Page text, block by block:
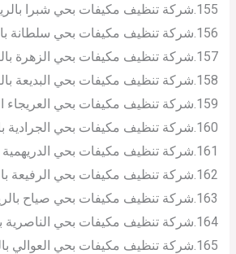
155.شركة تنظيف مكيفات بحي شبرا بالرياض
156.شركة تنظيف مكيفات بحي سلطانة بالرياض
157.شركة تنظيف مكيفات بحي الزهرة بالرياض
158.شركة تنظيف مكيفات بحي البديعة بالرياض
159.شركة تنظيف مكيفات بحي العريجاء الغربية بالرياض
160.شركة تنظيف مكيفات بحي الجرادية بالرياض
161.شركة تنظيف مكيفات بحي الدريهمية بالرياض
162.شركة تنظيف مكيفات بحي الرفيعة بالرياض
163.شركة تنظيف مكيفات بحي صياح بالرياض
164.شركة تنظيف مكيفات بحي الناصرية بالرياض
165.شركة تنظيف مكيفات بحي العوالي بالرياض